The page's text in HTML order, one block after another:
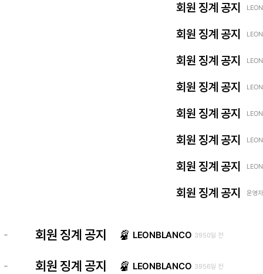
회원 징계 공지
회원 징계 공지
회원 징계 공지
회원 징계 공지
회원 징계 공지
회원 징계 공지
회원 징계 공지
회원 징계 공지 운영
- 회원 징계 공지 LEONBLANCO 3950일 전
- 회원 징계 공지 LEONBLANCO 3956일 전